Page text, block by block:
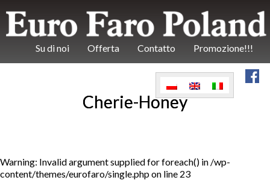
Su di noi Offerta Contatto Promozione!!!
Cherie-Honey
Warning: Invalid argument supplied for foreach() in /wp-
content/themes/eurofaro/single.phpon line 23